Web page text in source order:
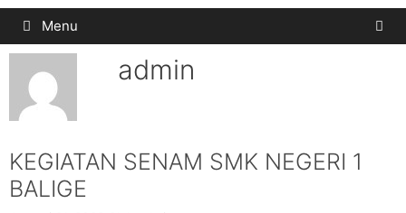
Menu
admin
KEGIATAN SENAM SMK NEGERI 1
BALIGE